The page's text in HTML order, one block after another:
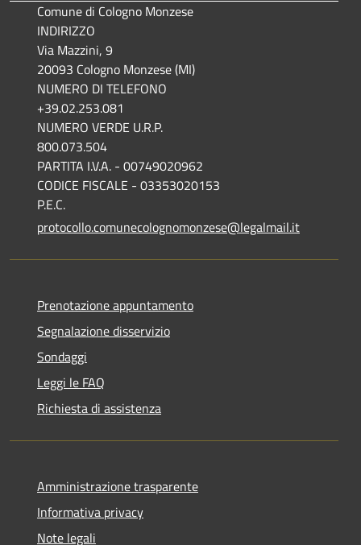
Comune di Cologno Monzese
INDIRIZZO
Via Mazzini, 9
20093 Cologno Monzese (MI)
NUMERO DI TELEFONO
+39.02.253.081
NUMERO VERDE U.R.P.
800.073.504
PARTITA I.V.A. - 00749020962
CODICE FISCALE - 03353020153
P.E.C.
protocollo.comunecolognomonzese@legalmail.it
Prenotazione appuntamento
Segnalazione disservizio
Sondaggi
Leggi le FAQ
Richiesta di assistenza
Amministrazione trasparente
Informativa privacy
Note legali